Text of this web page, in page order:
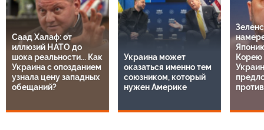
Саад Халаф: от
иллюзий НАТО до
шока реальности... Как
Украина с опозданием
узнала цену западных
обещаний?
Украина может
оказаться именно тем
союзником, который
нужен Америке
Корею